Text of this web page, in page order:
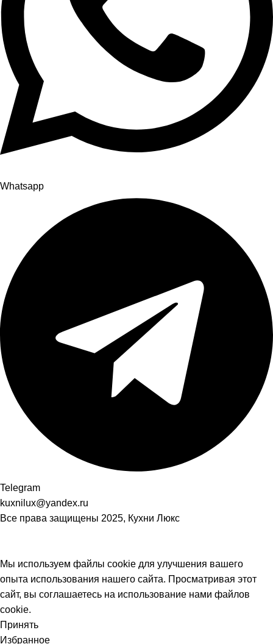
Whatsapp
Telegram
kuxnilux@yandex.ru
Все права защищены 2025, Кухни Люкс
Мы используем файлы cookie для улучшения вашего
опыта использования нашего сайта. Просматривая этот
сайт, вы соглашаетесь на использование нами файлов
cookie.
Принять
Избранное